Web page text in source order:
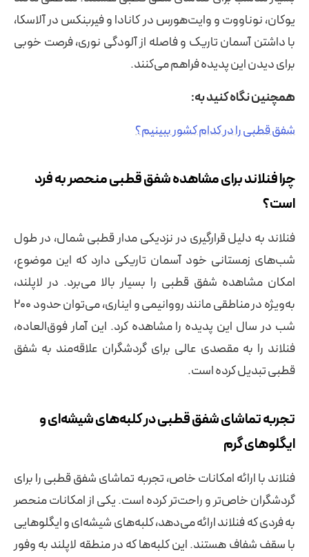
یوکان، نوناووت و وایت‌هورس در کانادا و فیربنکس در آلاسکا،
با داشتن آسمان تاریک و فاصله از آلودگی نوری، فرصت خوبی
برای دیدن این پدیده فراهم می‌کنند.
همچنین نگاه کنید به:
شفق قطبی را در کدام کشور ببینیم؟
چرا فنلاند برای مشاهده شفق قطبی منحصر به فرد
است؟
فنلاند به دلیل قرارگیری در نزدیکی مدار قطبی شمال، در طول
شب‌های زمستانی خود آسمان تاریکی دارد که این موضوع،
امکان مشاهده شفق قطبی را بسیار بالا می‌برد. در لاپلند،
به‌ویژه در مناطقی مانند رووانیمی و ایناری، می‌توان حدود ۲۰۰
شب در سال این پدیده را مشاهده کرد. این آمار فوق‌العاده،
فنلاند را به مقصدی عالی برای گردشگران علاقه‌مند به شفق
قطبی تبدیل کرده است.
تجربه تماشای شفق قطبی در کلبه‌های شیشه‌ای و
ایگلوهای گرم
فنلاند با ارائه امکانات خاص، تجربه تماشای شفق قطبی را برای
گردشگران خاص‌تر و راحت‌تر کرده است. یکی از امکانات منحصر
به فردی که فنلاند ارائه می‌دهد، کلبه‌های شیشه‌ای و ایگلوهایی
با سقف شفاف هستند. این کلبه‌ها که در منطقه لاپلند به وفور